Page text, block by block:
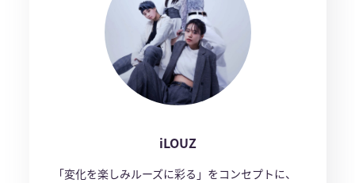
iLOUZ
「変化を楽しみルーズに彩る」をコンセプトに、